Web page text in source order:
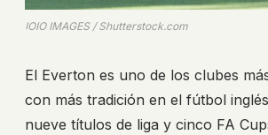
IOIO IMAGES / Shutterstock.com
El Everton es uno de los clubes
con más tradición en el fútbol
nueve títulos de liga y cinco FA